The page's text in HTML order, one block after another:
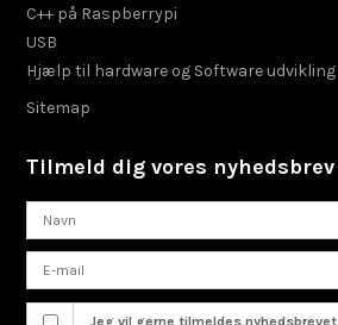
C++ på Raspberrypi
USB
Hjælp til hardware og Software udvikling
Sitemap
Tilmeld dig vores nyhedsbrev
Jeg vil gerne tilmeldes nyhedsbrevet